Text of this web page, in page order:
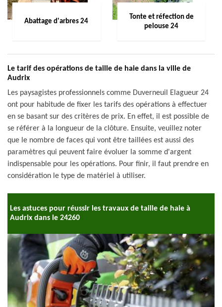
Abattage d'arbres 24
Tonte et réfection de
pelouse 24
Le tarif des opérations de taille de haie dans la ville de
Audrix
Les paysagistes professionnels comme Duverneuil Elagueur 24
ont pour habitude de fixer les tarifs des opérations à effectuer
en se basant sur des critères de prix. En effet, il est possible de
se référer à la longueur de la clôture. Ensuite, veuillez noter
que le nombre de faces qui vont être taillées est aussi des
paramètres qui peuvent faire évoluer la somme d'argent
indispensable pour les opérations. Pour finir, il faut prendre en
considération le type de matériel à utiliser.
Les astuces pour réussir les travaux de taille de haie à
Audrix dans le 24260